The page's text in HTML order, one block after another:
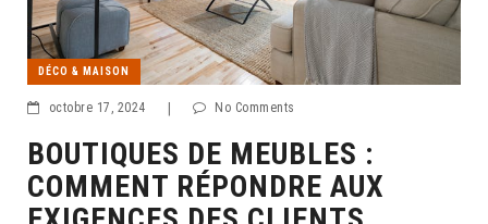
DÉCO & MAISON
octobre 17, 2024 No Comments
BOUTIQUES DE MEUBLES :
COMMENT RÉPONDRE AUX